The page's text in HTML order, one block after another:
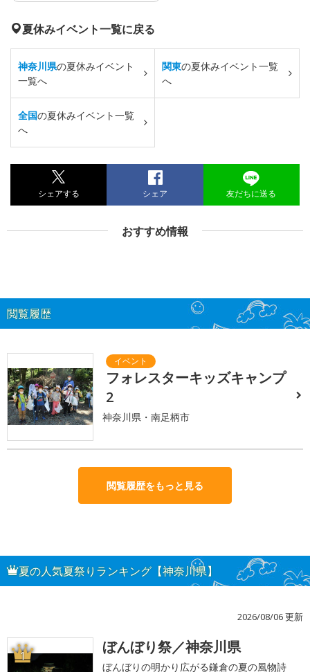
夏休みイベント一覧に戻る
神奈川県の夏休みイベント
一覧へ
関東の夏休みイベント一覧
へ
全国の夏休みイベント一覧
へ
シェアする シェア 友だちに送る
おすすめ情報
閲覧履歴
フォレスターキッズキャンプ
2
神奈川県・南足柄市
閲覧履歴をもっと見る
夏の人気夏祭りランキング【神奈川県】
2026/08/06 更新
1 ぼんぼり祭／神奈川県
ぼんぼりの明かり広がる鎌倉の夏の風物詩